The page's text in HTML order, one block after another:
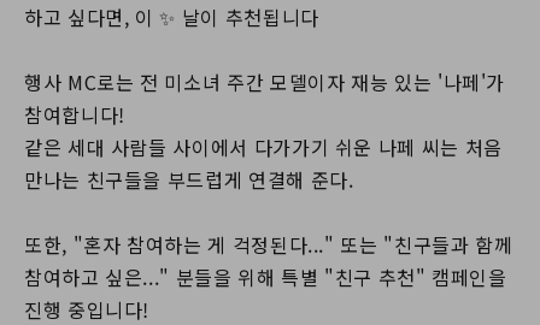
하고 싶다면, 이 ✨ 날이 추천됩니다
행사 MC로는 전 미소녀 주간 모델이자 재능 있는 '나페'가
참여합니다!
같은 세대 사람들 사이에서 다가가기 쉬운 나페 씨는 처음
만나는 친구들을 부드럽게 연결해 준다.
또한, "혼자 참여하는 게 걱정된다..." 또는 "친구들과 함께
참여하고 싶은..." 분들을 위해 특별 "친구 추천" 캠페인을
진행 중입니다!